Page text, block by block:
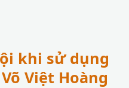
khi sử dụng
Việt Hoàng